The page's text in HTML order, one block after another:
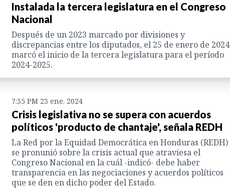
Instalada la tercera legislatura en el Congreso
Nacional
Después de un 2023 marcado por divisiones y
discrepancias entre los diputados, el 25 de enero de 2024
marcó el inicio de la tercera legislatura para el período
2024-2025.
7:35 PM 23 ene. 2024
Crisis legislativa no se supera con acuerdos
políticos 'producto de chantaje', señala REDH
La Red por la Equidad Democrática en Honduras (REDH)
se pronunió sobre la crisis actual que atraviesa el
Congreso Nacional en la cuál -indicó- debe haber
transparencia en las negociaciones y acuerdos políticos
que se den en dicho poder del Estado.